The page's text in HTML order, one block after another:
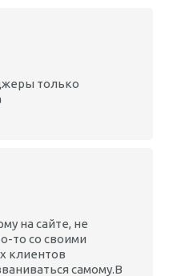
только
на сайте, не
то со своими
клиентов
самому.В